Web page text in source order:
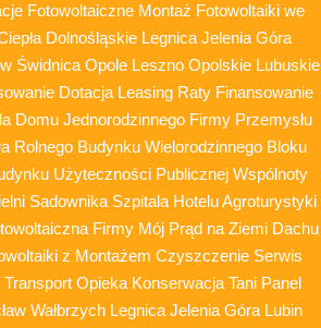
Fotowoltaiczne Montaż Fotowoltaiki we
Dolnośląskie Legnica Jelenia Góra
Świdnica Opole Leszno Opolskie Lubuskie
Dotacja Leasing Raty Finansowanie
Domu Jednorodzinnego Firmy Przemysłu
Rolnego Budynku Wielorodzinnego Bloku
Użyteczności Publicznej Wspólnoty
Sadownika Szpitala Hotelu Agroturystyki
Firmy Mój Prąd na Ziemi Dachu
z Montażem Czyszczenie Serwis
Opieka Konserwacja Tani Panel
Wałbrzych Legnica Jelenia Góra Lubin